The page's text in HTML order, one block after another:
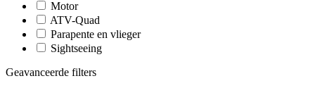
Motor
ATV-Quad
Parapente en vlieger
Sightseeing
Geavanceerde filters